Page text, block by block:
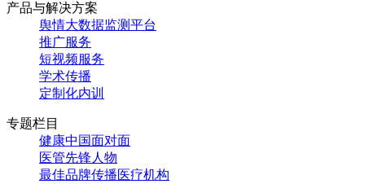
产品与解决方案
舆情大数据监测平台
推广服务
短视频服务
学术传播
定制化内训
专题栏目
健康中国面对面
医管先锋人物
最佳品牌传播医疗机构